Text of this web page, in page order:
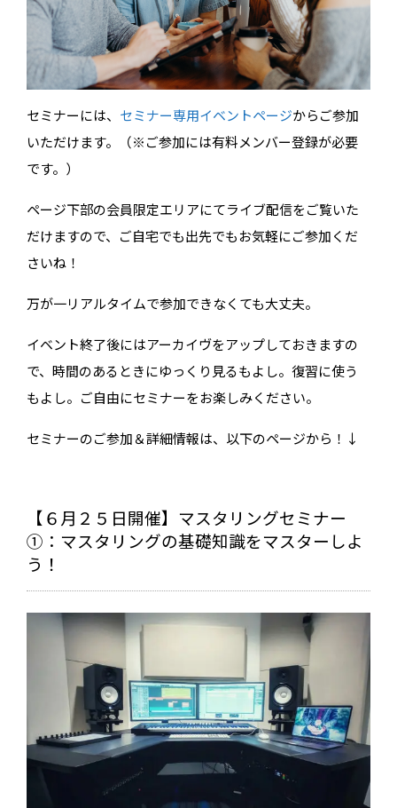
セミナーには、 セミナー専用イベントページからご参加
いただけます。（※ご参加には有料メンバー登録が必要
です。）
ページ下部の会員限定エリアにてライブ配信をご覧いた
だけますので、ご自宅でも出先でもお気軽にご参加くだ
さいね！
万が一リアルタイムで参加できなくても大丈夫。
イベント終了後にはアーカイヴをアップしておきますの
で、時間のあるときにゆっくり見るもよし。復習に使う
もよし。ご自由にセミナーをお楽しみください。
セミナーのご参加＆詳細情報は、以下のページから！↓
【６月２５日開催】マスタリングセミナー
①：マスタリングの基礎知識をマスターしよ
う！